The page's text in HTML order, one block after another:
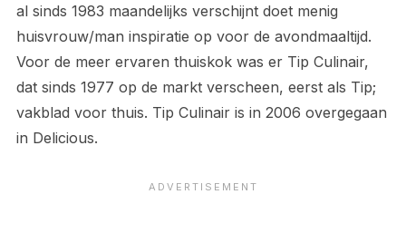
al sinds 1983 maandelijks verschijnt doet menig
huisvrouw/man inspiratie op voor de avondmaaltijd.
Voor de meer ervaren thuiskok was er Tip Culinair,
dat sinds 1977 op de markt verscheen, eerst als Tip;
vakblad voor thuis. Tip Culinair is in 2006 overgegaan
in Delicious.